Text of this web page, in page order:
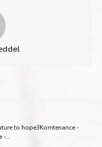
to hope3Korntenance -
-…